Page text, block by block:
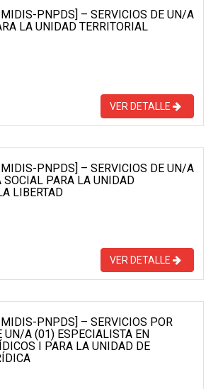
PNPDS] – SERVICIOS DE UN/A
LA UNIDAD TERRITORIAL
VER DETALLE
PNPDS] – SERVICIOS DE UN/A
SOCIAL PARA LA UNIDAD
LIBERTAD
VER DETALLE
PNPDS] – SERVICIOS POR
UN/A (01) ESPECIALISTA EN
I PARA LA UNIDAD DE